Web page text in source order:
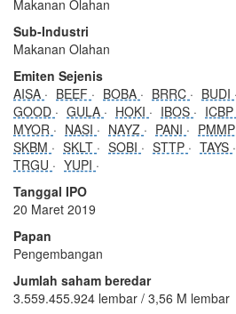
Makanan Olahan
Sub-Industri
Makanan Olahan
Emiten Sejenis
AISA
BEEF BOBA BRRC BUDI
GOOD
GULA HOKI IBOS ICBP
MYOR
NASI NAYZ PANI PMMP
SKBM
SKLT SOBI STTP TAYS
TRGU
YUPI
Tanggal IPO
20 Maret 2019
Papan
Pengembangan
Jumlah saham beredar
3.559.455.924 lembar / 3,56 M lembar